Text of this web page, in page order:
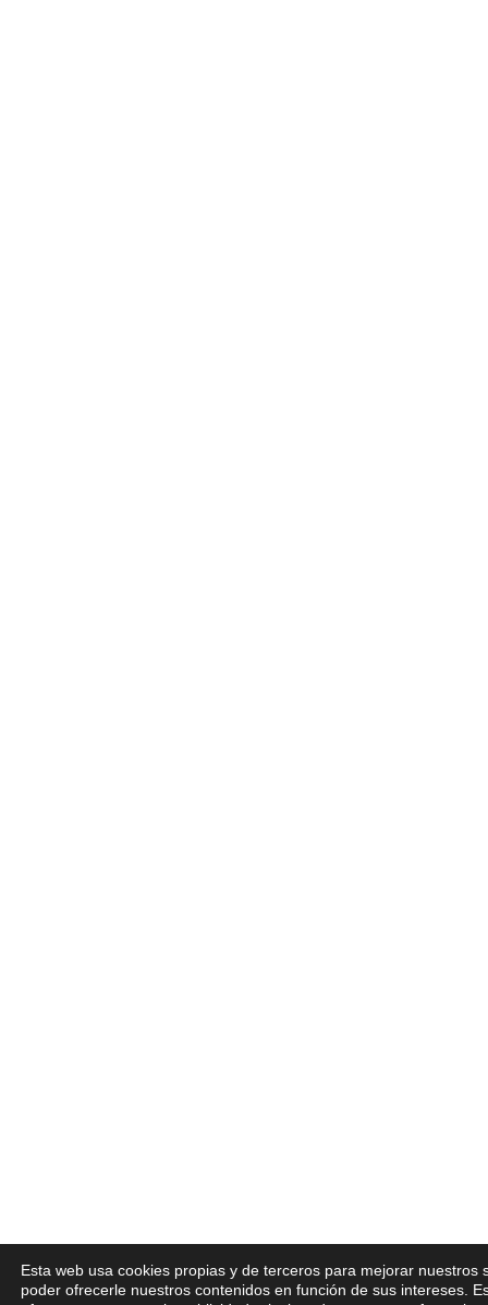
Esta web usa cookies propias y de terceros para mejorar
poder ofrecerle nuestros contenidos en función de sus intereses.